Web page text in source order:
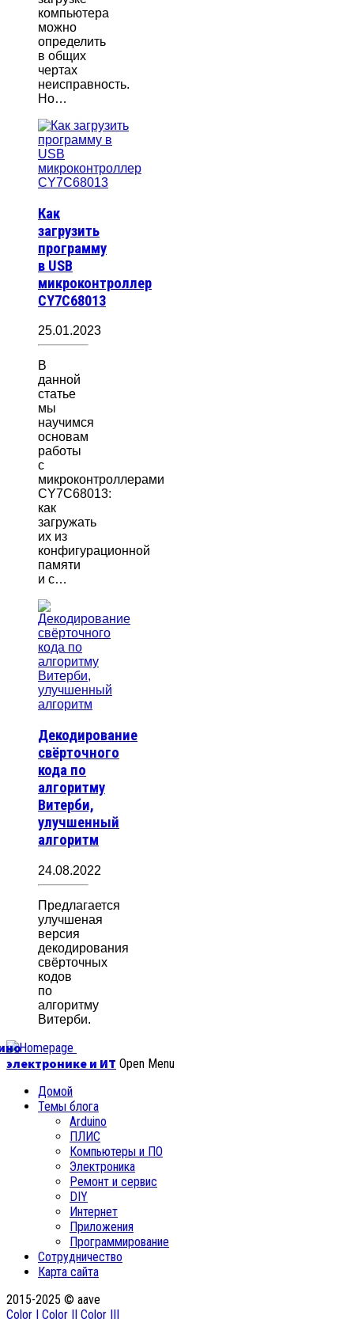
компьютера
можно
определить
в общих
чертах
неисправность.
Но…
Как
загрузить
программу
в USB
микроконтроллер
CY7C68013
25.01.2023
В
данной
статье
мы
научимся
основам
работы
с
микроконтроллерами
CY7C68013:
как
загружать
их из
конфигурационной
памяти
и с…
Декодирование
свёрточного
кода по
алгоритму
Витерби,
улучшенный
алгоритм
24.08.2022
Предлагается
улучшеная
версия
декодирования
свёрточных
кодов
по
алгоритму
Витерби.
электронике и ИТ Open Menu
Домой
Темы блога
Arduino
ПЛИС
Компьютеры и ПО
Электроника
Ремонт и сервис
DIY
Интернет
Приложения
Программирование
Сотрудничество
Карта сайта
2015-2025 © aave
Color I Color II Color III